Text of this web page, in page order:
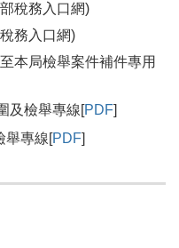
稅務入口網)
務入口網)
本局檢舉案件補件專用
及檢舉專線[PDF]
舉專線[PDF]